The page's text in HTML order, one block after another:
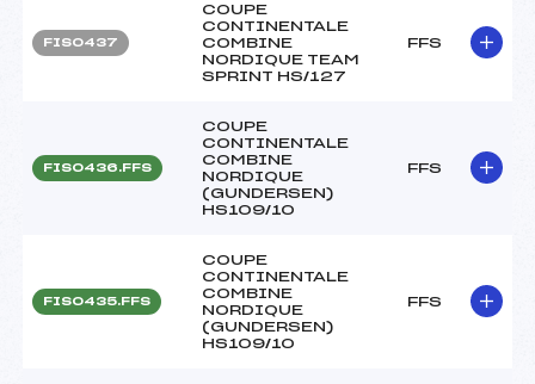
FIS0437
COUPE
CONTINENTALE
COMBINE
NORDIQUE TEAM
SPRINT HS/127
FFS
FIS0436.FFS
COUPE
CONTINENTALE
COMBINE
NORDIQUE
(GUNDERSEN)
HS109/10
FFS
FIS0435.FFS
COUPE
CONTINENTALE
COMBINE
NORDIQUE
(GUNDERSEN)
HS109/10
FFS